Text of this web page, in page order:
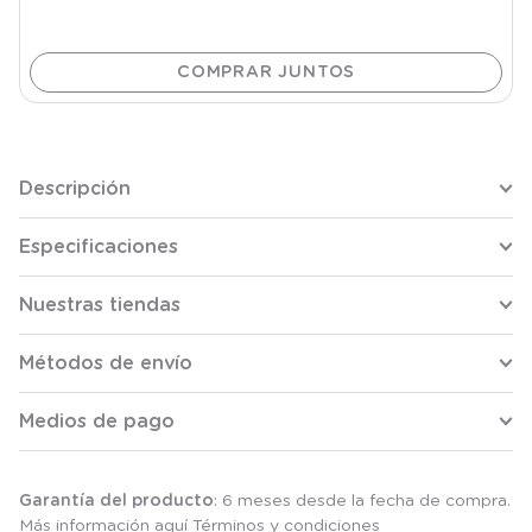
Descripción
Especificaciones
Nuestras tiendas
Métodos de envío
Medios de pago
Garantía del producto: 6 meses desde la fecha de compra.
Más información aquí Términos y condiciones